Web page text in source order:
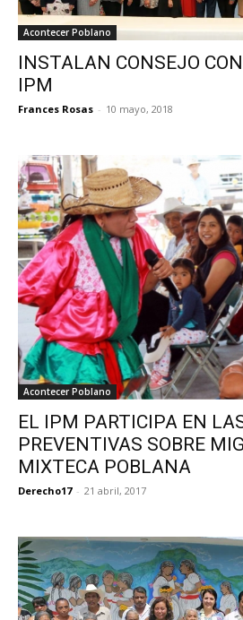
Acontecer Poblano
INSTALAN CONSEJO
IPM
Frances Rosas - 10 mayo, 2018
Acontecer Poblano
EL IPM PARTICIPA EN
PREVENTIVAS SOBRE
MIXTECA POBLANA
Derecho17 - 21 abril, 2017